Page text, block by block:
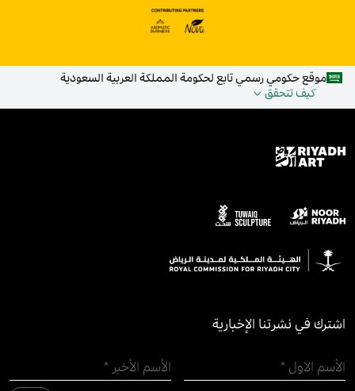
موقع حكومي رسمي تابع لحكومة المملكة العربية السعودية
كيف تتحقق
اشترك في نشرتنا الإخبارية